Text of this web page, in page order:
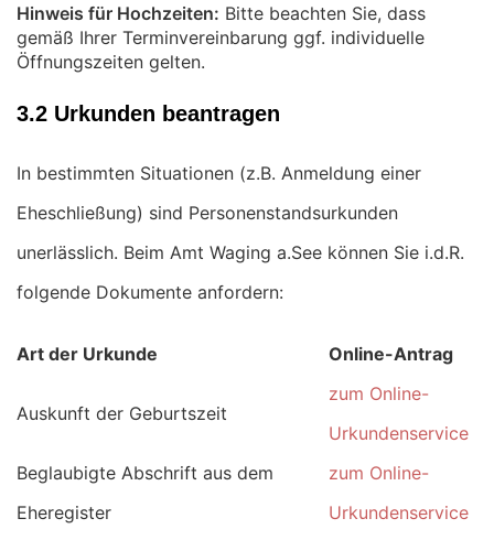
Hinweis für Hochzeiten: Bitte beachten Sie, dass
gemäß Ihrer Terminvereinbarung ggf. individuelle
Öffnungszeiten gelten.
3.2 Urkunden beantragen
In bestimmten Situationen (z.B. Anmeldung einer
Eheschließung) sind Personenstandsurkunden
unerlässlich. Beim Amt Waging a.See können Sie i.d.R.
folgende Dokumente anfordern:
Art der Urkunde Online-Antrag
Auskunft der Geburtszeit
zum Online-
Urkundenservice
Beglaubigte Abschrift aus dem
Eheregister
zum Online-
Urkundenservice